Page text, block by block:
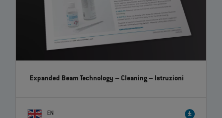
Expanded Beam Technology – Cleaning– Istruzioni
EN